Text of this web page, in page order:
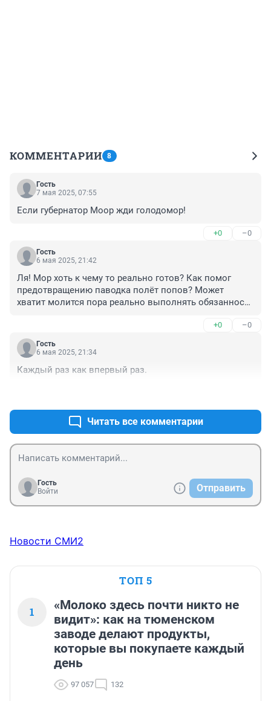
КОММЕНТАРИИ 8
Гость
7 мая 2025, 07:55
Если губернатор Моор жди голодомор!
+0 –0
Гость
6 мая 2025, 21:42
Ля! Мор хоть к чему то реально готов? Как помог
предотвращению паводка полёт попов? Может
хватит молится пора реально выполнять обязанности
+0 –0
Гость
6 мая 2025, 21:34
Каждый раз как впервый раз.
Читать все комментарии
Гость
Войти
Отправить
Новости СМИ2
ТОП 5
1
«Молоко здесь почти никто не
видит»: как на тюменском
заводе делают продукты,
которые вы покупаете каждый
день
97 057 132